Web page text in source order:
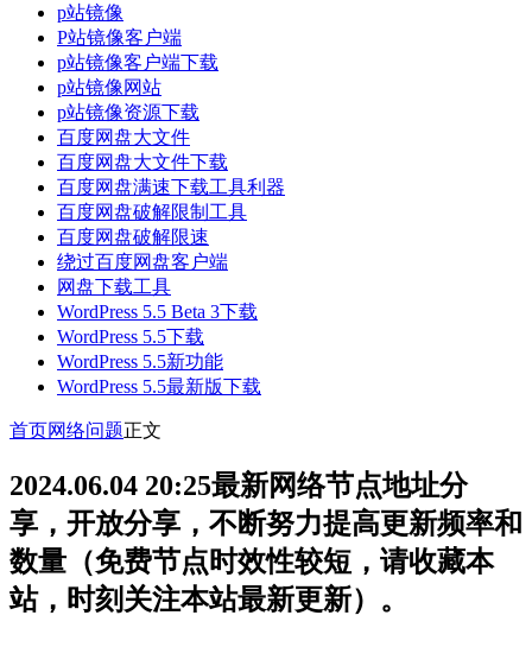
p站镜像
P站镜像客户端
p站镜像客户端下载
p站镜像网站
p站镜像资源下载
百度网盘大文件
百度网盘大文件下载
百度网盘满速下载工具利器
百度网盘破解限制工具
百度网盘破解限速
绕过百度网盘客户端
网盘下载工具
WordPress 5.5 Beta 3下载
WordPress 5.5下载
WordPress 5.5新功能
WordPress 5.5最新版下载
首页网络问题正文
2024.06.04 20:25最新网络节点地址分
享，开放分享，不断努力提高更新频率和
数量（免费节点时效性较短，请收藏本
站，时刻关注本站最新更新）。